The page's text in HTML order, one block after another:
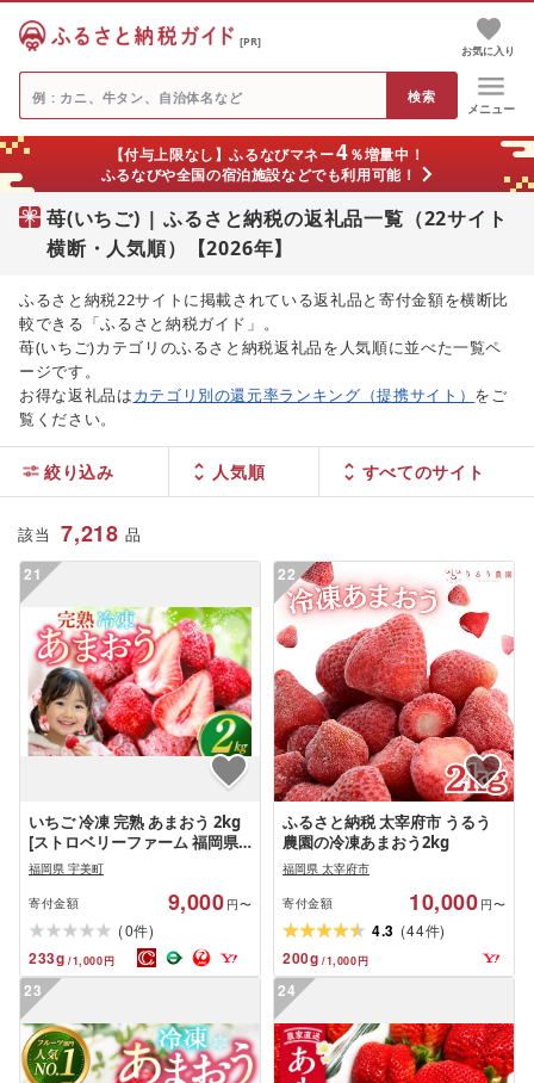
[PR]
お気に入り
メニュー
【付与上限なし】ふるなびマネー4％増量中！
ふるなびや全国の宿泊施設などでも利用可能！
苺(いちご) | ふるさと納税の返礼品一覧（22サイト
横断・人気順）【2026年】
ふるさと納税22サイトに掲載されている返礼品と寄付金額を横断比
較できる「ふるさと納税ガイド」。
苺(いちご)カテゴリのふるさと納税返礼品を人気順に並べた一覧ペ
ージです。
お得な返礼品はカテゴリ別の還元率ランキング（提携サイト） をご
覧ください。
絞り込み 人気順
該当 7,218 品
21
いちご 冷凍 完熟 あまおう 2kg
[ストロベリーファーム 福岡県
宇美町 um40azp070000] [2027
年発送先行受付] イチゴ 苺 フル
ーツ 冷凍フルーツ 果物 果実 甘
い あまい 冷凍いちご 冷凍苺 冷
凍イチゴ
福岡県 宇美町
寄付金額 9,000 円〜
(0件)
233g /1,000円
22
ふるさと納税 太宰府市 うるう
農園の冷凍あまおう2kg
福岡県 太宰府市
寄付金額 10,000 円〜
4.3 (44件)
200g /1,000円
23 24